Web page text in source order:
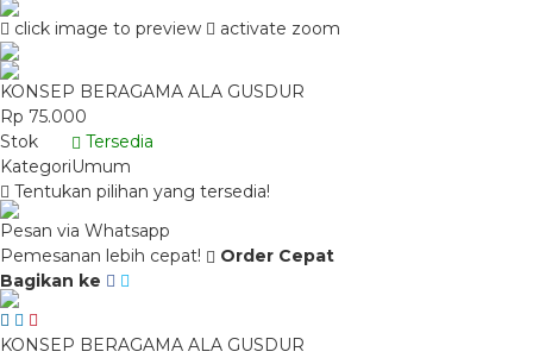
click image to preview activate zoom
KONSEP BERAGAMA ALA GUSDUR
Rp 75.000
Stok
Tersedia
KategoriUmum
Tentukan pilihan yang tersedia!
Pesan via Whatsapp
Pemesanan lebih cepat!
Order Cepat
Bagikan ke
KONSEP BERAGAMA ALA GUSDUR